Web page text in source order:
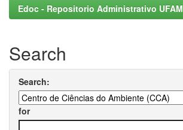
Edoc - Repositorio Administrativo UFAM
Search
Search:
for